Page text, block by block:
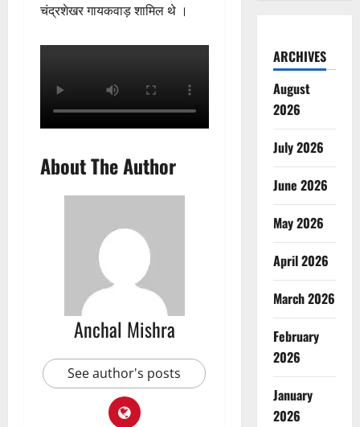
चंद्रशेखर गायकवाड़ शामिल थे ।
About The Author
Anchal Mishra
See author's posts
ARCHIVES
August
2026
July 2026
June 2026
May 2026
April 2026
March 2026
February
2026
January
2026